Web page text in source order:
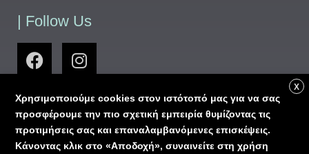
| Follow Us
X
Χρησιμοποιούμε cookies στον ιστότοπό μας για να σας
προσφέρουμε την πιο σχετική εμπειρία θυμίζοντας τις
προτιμήσεις σας και επαναλαμβανόμενες επισκέψεις.
Κάνοντας κλικ στο «Αποδοχή», συναινείτε στη χρήση